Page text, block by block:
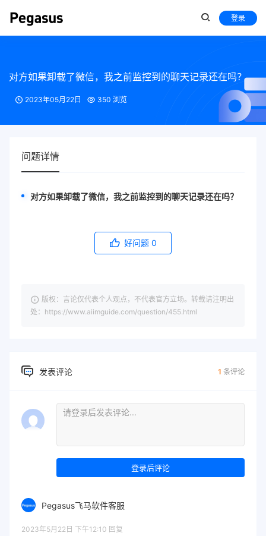
登录
对方如果卸载了微信，我之前监控到的聊天记录还在吗？
2023年05月22日 350 浏览
问题详情
对方如果卸载了微信，我之前监控到的聊天记录还在吗？
好问题 0
版权：言论仅代表个人观点，不代表官方立场。转载请注明出
处：https://www.aiimguide.com/question/455.html
发表评论 1 条评论
登录后评论
Pegasus飞马软件客服
2023年5月22日 下午12:10 回复